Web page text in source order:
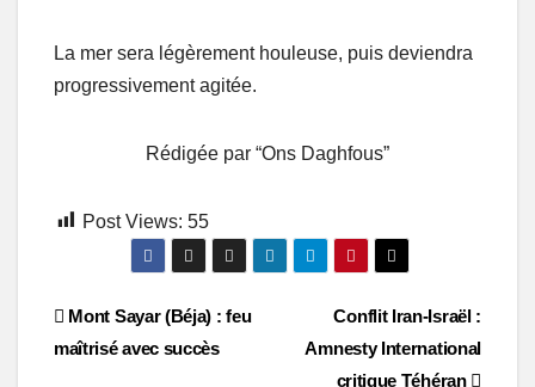
La mer sera légèrement houleuse, puis deviendra
progressivement agitée.
Rédigée par “Ons Daghfous”
Post Views: 55
Post
Conflit Iran-Israël :
Amnesty International
critique Téhéran
Mont Sayar (Béja) : feu
maîtrisé avec succès